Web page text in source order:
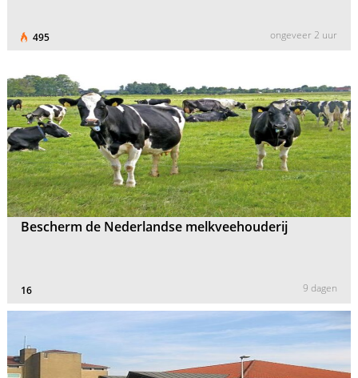
495 ongeveer 2 uur
Bescherm de Nederlandse melkveehouderij
16 9 dagen